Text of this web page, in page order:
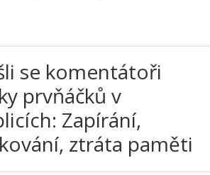
se komentátoři
prvňáčků v
Zapírání,
ztráta paměti